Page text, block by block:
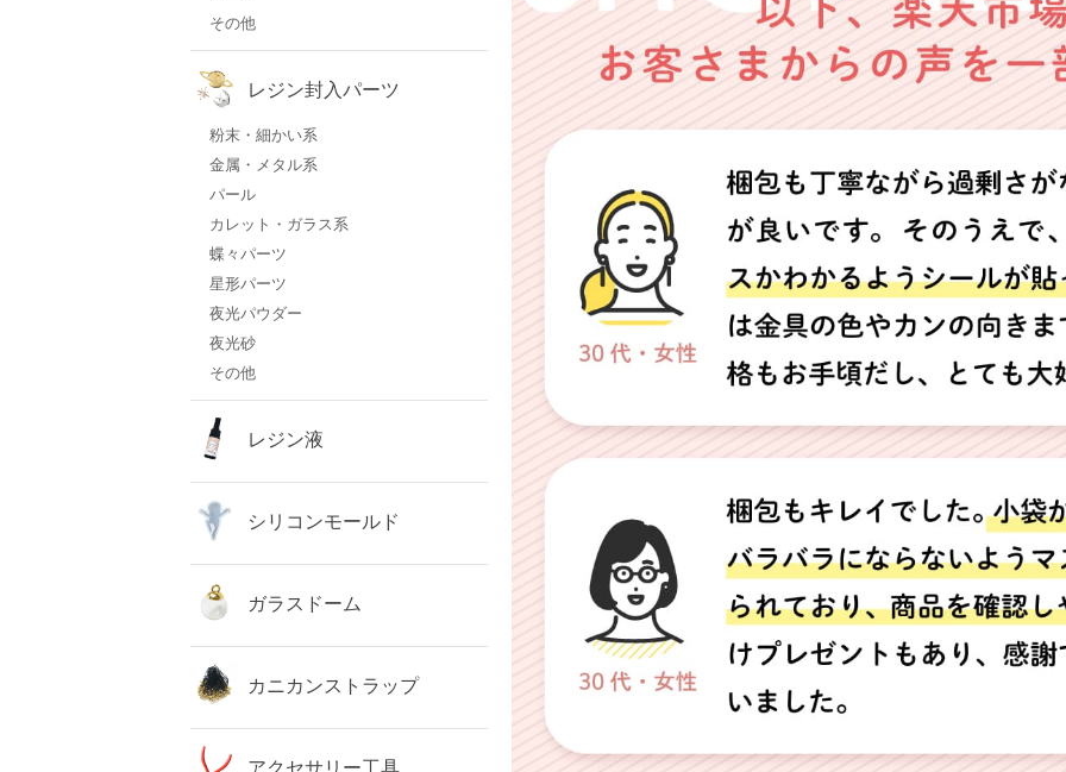
その他
レジン封入パーツ
粉末・細かい系
金属・メタル系
パール
カレット・ガラス系
蝶々パーツ
星形パーツ
夜光パウダー
夜光砂
その他
レジン液
シリコンモールド
ガラスドーム
カニカンストラップ
アクセサリー工具